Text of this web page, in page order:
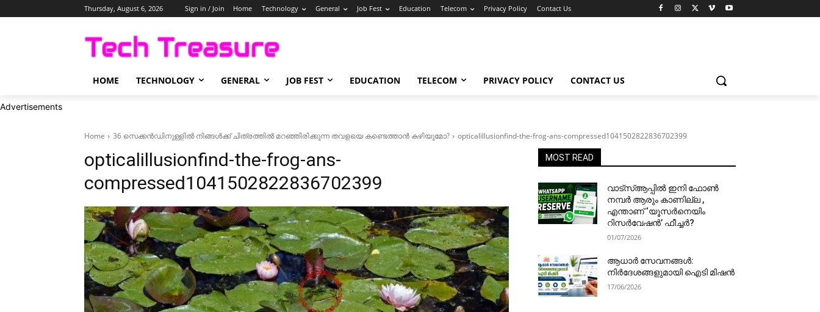
Thursday, August 6, 2026 Sign in / Join Home Technology General Job Fest Education Telecom Privacy Policy Contact Us
HOME TECHNOLOGY GENERAL JOB FEST EDUCATION TELECOM PRIVACY POLICY CONTACT US
Advertisements
Home 36 സെക്കൻഡിനുള്ളിൽ നിങ്ങൾക്ക് ചിത്രത്തിൽ മറഞ്ഞിരിക്കുന്ന തവളയെ കണ്ടെത്താൻ കഴിയുമോ? opticalillusionfind-the-frog-ans-compressed1041502822836702399
opticalillusionfind-the-frog-ans-
compressed1041502822836702399
MOST READ
വാട്‌സ്ആപ്പിൽ ഇനി ഫോൺ
നമ്പർ ആരും കാണില്ല ,
എന്താണ് ‘യൂസർനെയിം
റിസർവേഷൻ’ ഫീച്ചർ?
01/07/2026
ആധാർ സേവനങ്ങൾ:
നിർദേശങ്ങളുമായി ഐടി മിഷൻ
17/06/2026